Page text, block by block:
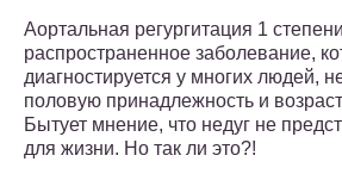
Аортальная регургитация 1
распространенное заболевание,
диагностируется у многих людей,
половую принадлежность и
Бытует мнение, что недуг не
для жизни. Но так ли это?!